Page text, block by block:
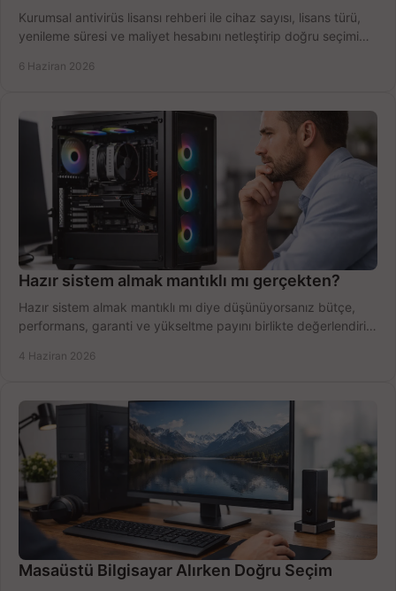
Kurumsal antivirüs lisansı rehberi ile cihaz sayısı, lisans türü,
yenileme süresi ve maliyet hesabını netleştirip doğru seçimi
6 Haziran 2026
Hazır sistem almak mantıklı mı gerçekten?
Hazır sistem almak mantıklı mı diye düşünüyorsanız bütçe,
performans, garanti ve yükseltme payını birlikte değerlendirin,
4 Haziran 2026
Masaüstü Bilgisayar Alırken Doğru Seçim